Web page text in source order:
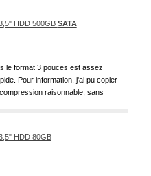
HDD 500GB SATA
le format 3 pouces est assez
Pour information, j'ai pu copier
raisonnable, sans
HDD 80GB